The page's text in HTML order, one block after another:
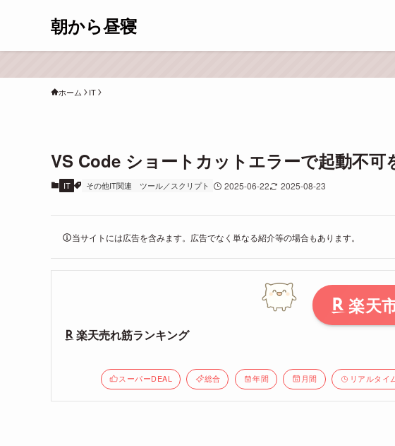
朝から昼寝
ホーム IT
VS Code ショートカットエラーで起動不可
IT その他IT関連 ツール／スクリプト 2025-06-22 2025-08-23
当サイトには広告を含みます。広告でなく単なる紹介等の場合もあります。
楽天
楽天売れ筋ランキング
スーパーDEAL 総合 年間 月間 リアルタイ